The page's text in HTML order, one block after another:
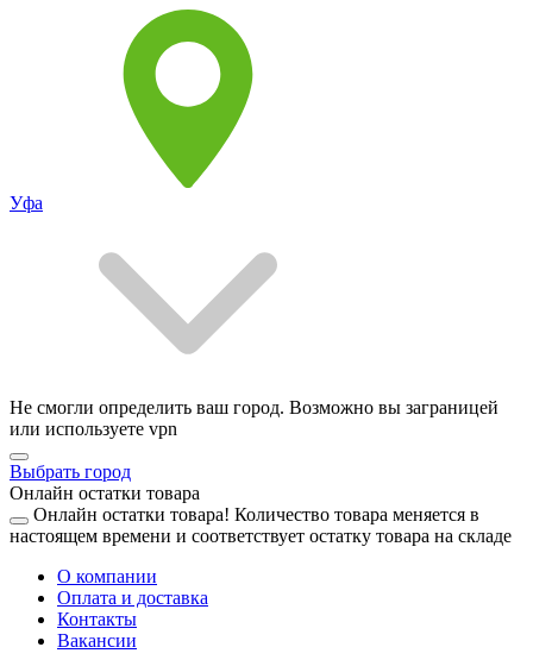
Уфа
Не смогли определить ваш город. Возможно вы заграницей
или используете vpn
Выбрать город
Онлайн остатки товара
Онлайн остатки товара! Количество товара меняется в
настоящем времени и соответствует остатку товара на складе
О компании
Оплата и доставка
Контакты
Вакансии